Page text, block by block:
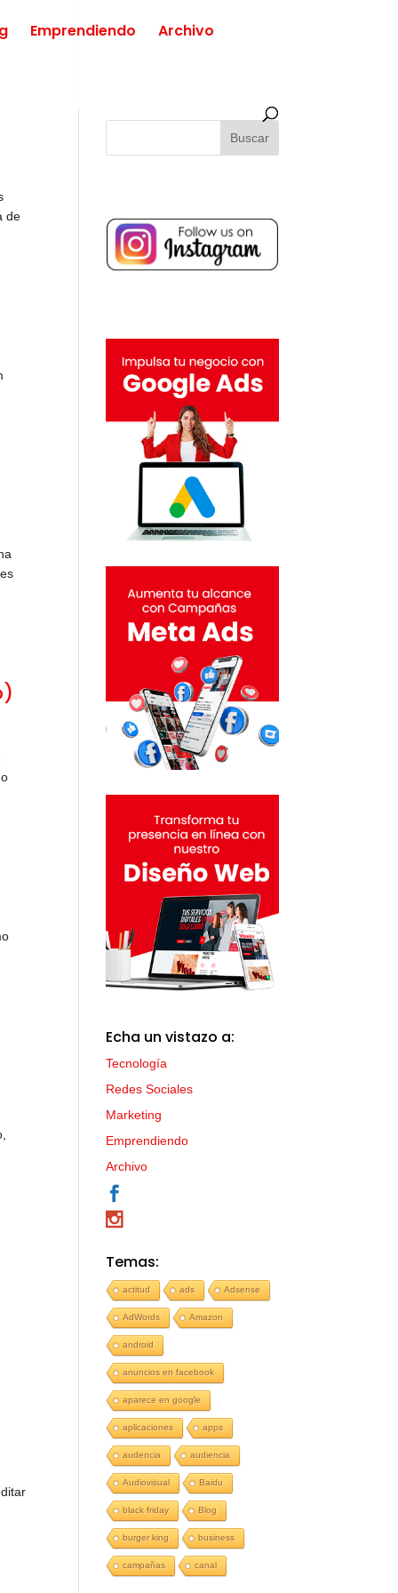
Emprendiendo Archivo
de
Echa un vistazo a:
Tecnología
Redes Sociales
Marketing
Emprendiendo
Archivo
Temas:
actitud ads Adsense
AdWords Amazon
android
anuncios en facebook
aparece en google
aplicaciones apps
audencia audiencia
Audiovisual Baidu
black friday Blog
burger king business
campañas canal